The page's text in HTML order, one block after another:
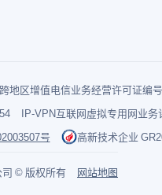
跨地区增值电信业务经营许可证编
IP-VPN互联网虚拟专用网业务
号 高新技术企业
© 版权所有 网站地图